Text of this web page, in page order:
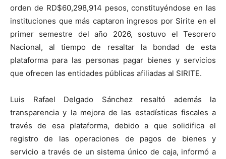
orden de RD$60,298,914 pesos,constituyéndose en las
instituciones que más captaron ingresos por Sirite en el
primer semestre del año 2026, sostuvo el Tesorero
Nacional,
al tiempo de resaltar la bondad de esta
plataforma para las personas pagar bienes y servicios
que ofrecen las entidades públicas afiliadas al SIRITE.
Luis Rafael Delgado Sánchez resaltó además la
transparencia y la mejora de las estadísticas fiscales a
través de esa plataforma, debido a que solidifica el
registro de las operaciones de pagos de bienes y
servicio a través de un sistema único de caja, informóa